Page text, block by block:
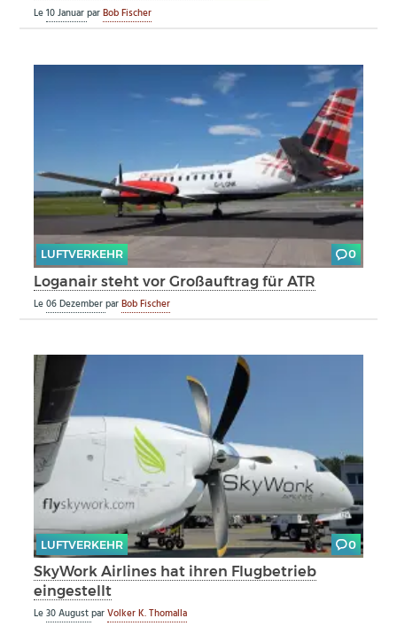
Le10 JanuarparBob Fischer
LUFTVERKEHR 0
Loganair steht vor Großauftrag für ATR
Le06 DezemberparBob Fischer
LUFTVERKEHR 0
SkyWork Airlines hat ihren Flugbetrieb
eingestellt
Le30 AugustparVolker K. Thomalla